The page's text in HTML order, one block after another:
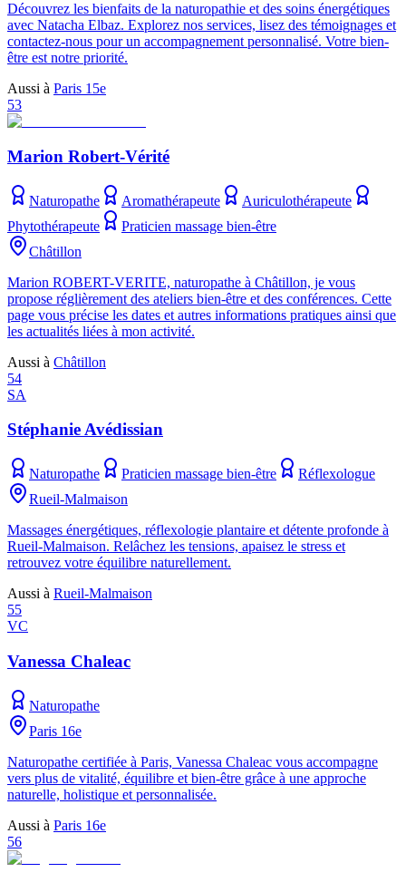
Découvrez les bienfaits de la naturopathie et des soins énergétiques
avec Natacha Elbaz. Explorez nos services, lisez des témoignages et
contactez-nous pour un accompagnement personnalisé. Votre bien-
être est notre priorité.
Aussi à Paris 15e
53
Marion Robert-Vérité
Naturopathe Aromathérapeute
Auriculothérapeute
Phytothérapeute
Praticien massage bien-être
Châtillon
Marion ROBERT-VERITE, naturopathe à Châtillon, je vous
propose réglièrement des ateliers bien-être et des conférences. Cette
page vous précise les dates et autres informations pratiques ainsi que
les actualités liées à mon activité.
Aussi à Châtillon
54
SA
Stéphanie Avédissian
Naturopathe Praticien massage bien-être
Réflexologue
Rueil-Malmaison
Massages énergétiques, réflexologie plantaire et détente profonde à
Rueil-Malmaison. Relâchez les tensions, apaisez le stress et
retrouvez votre équilibre naturellement.
Aussi à Rueil-Malmaison
55
VC
Vanessa Chaleac
Naturopathe
Paris 16e
Naturopathe certifiée à Paris, Vanessa Chaleac vous accompagne
vers plus de vitalité, équilibre et bien-être grâce à une approche
naturelle, holistique et personnalisée.
Aussi à Paris 16e
56